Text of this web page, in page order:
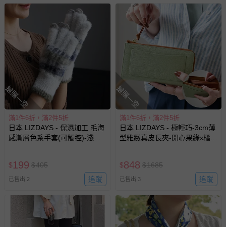
如需退換貨，請於收到商品7天（含例假日內提出），如為
瑕疵退換貨所產生的運費，將由媽咪愛負責處理，若非瑕疵
退貨，您可至『查詢訂單』>『已出貨』中查詢該筆訂單，
並點選『我要退貨』即可進行申請。若有相關退貨問題，請
至媽咪愛LINE@客服ID: @mamilove
我們將依序為您處理
與服務，謝謝。
針對滿件折/滿額贈…等活動，如因部份退貨，而該訂單保
留商品未達活動門檻，將以原價計算，活動贈品亦需一併退
回。
部分商品依據消費者保護法的規定，不適用七天鑑賞期/猶
商品、食品等）。
客製化商品（例如客製生日書、姓名貼等）。
報紙、期刊或雜誌（惟書籍如經拆封、使用，則酌收整
新費用）。
經消費者拆封之影音商品或電腦軟體（例如 DVD、CD
搶購一空
滿1件6折，滿2件5折
日本 LIZDAYS - 保濕加工 毛海
感漸層色系手套(可觸控)-淺灰
$199 $405
已售出 2 追蹤
搶購一空
滿1件6折，滿2件5折
日本 LIZDAYS - 極輕巧-3cm薄
型雅緻真皮長夾-開心果綠x橘棕
$848 $1685
已售出 3 追蹤